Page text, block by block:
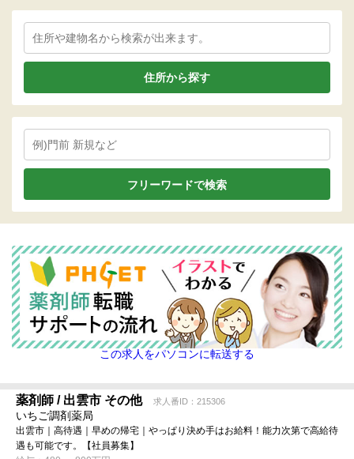
住所から探す
この求人をパソコンに転送する
薬剤師 / 出雲市 その他 求人番ID：215306
いちご調剤薬局
出雲市｜高待遇｜早めの帰宅｜やっぱり決め手はお給料！能力次第で高給待
遇も可能です。【社員募集】